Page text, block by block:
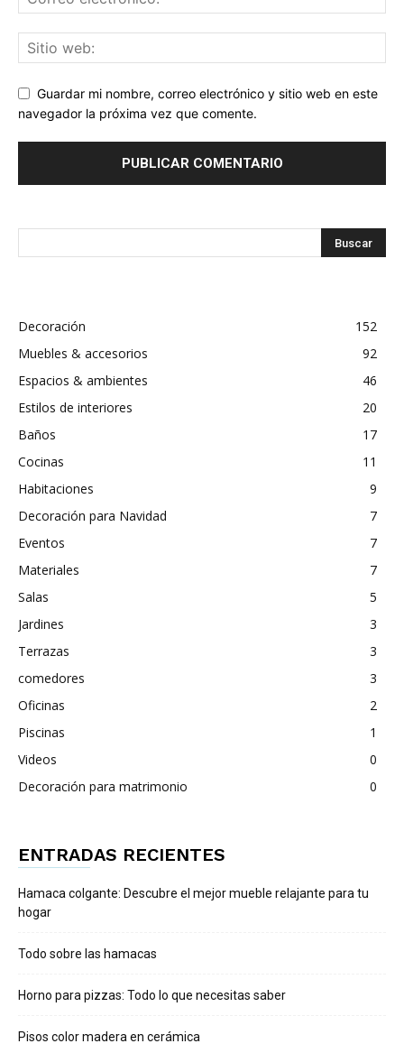
Guardar mi nombre, correo electrónico y sitio web en este
navegador la próxima vez que comente.
Decoración
152
Muebles & accesorios
92
Espacios & ambientes
46
Estilos de interiores
20
Baños
17
Cocinas
11
Habitaciones
9
Decoración para Navidad
7
Eventos
7
Materiales
7
Salas
5
Jardines
3
Terrazas
3
comedores
3
Oficinas
2
Piscinas
1
Videos
0
Decoración para matrimonio
0
ENTRADAS RECIENTES
Hamaca colgante: Descubre el mejor mueble relajante para tu
hogar
Todo sobre las hamacas
Horno para pizzas: Todo lo que necesitas saber
Pisos color madera en cerámica